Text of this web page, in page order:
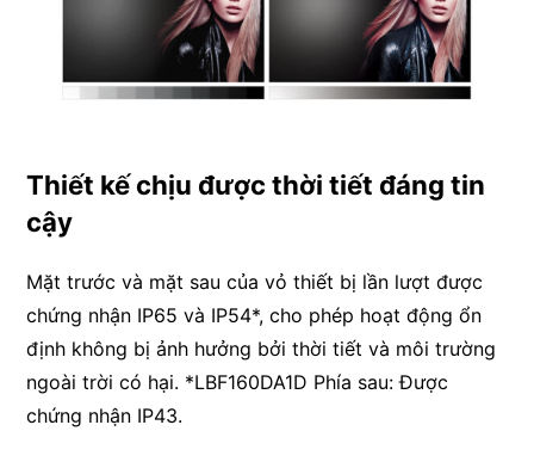
Thiết kế chịu được thời tiết đáng tin
cậy
Mặt trước và mặt sau của vỏ thiết bị lần lượt được
chứng nhận IP65 và IP54*, cho phép hoạt động ổn
định không bị ảnh hưởng bởi thời tiết và môi trường
ngoài trời có hại. *LBF160DA1D Phía sau: Được
chứng nhận IP43.